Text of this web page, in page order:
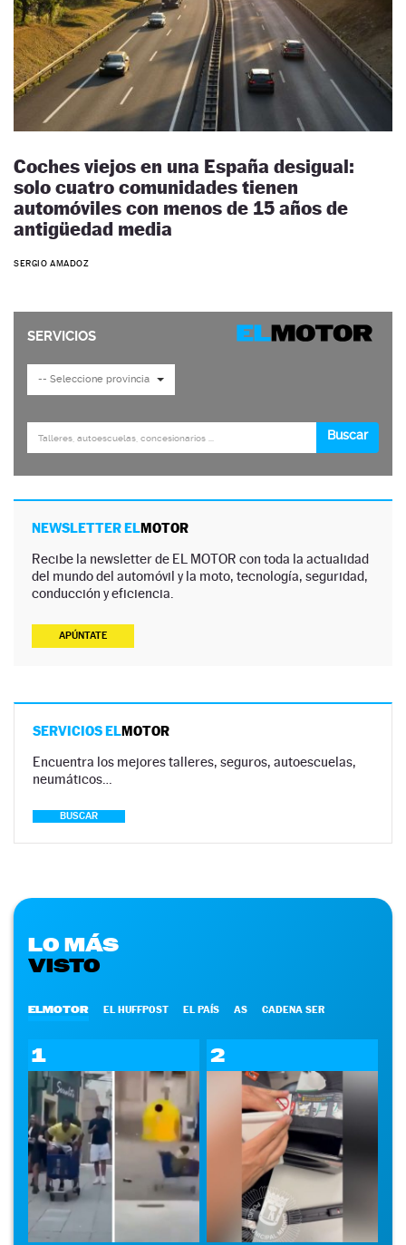
Coches viejos en una España desigual:
solo cuatro comunidades tienen
automóviles con menos de 15 años de
antigüedad media
SERGIO AMADOZ
NEWSLETTER ELMOTOR
Recibe la newsletter de EL MOTOR con toda la actualidad
del mundo del automóvil y la moto, tecnología, seguridad,
conducción y eficiencia.
APÚNTATE
SERVICIOS ELMOTOR
Encuentra los mejores talleres, seguros, autoescuelas,
neumáticos…
BUSCAR
LO MÁS
VISTO
ELMOTOR EL HUFFPOST EL PAÍS AS CADENA SER
1 2